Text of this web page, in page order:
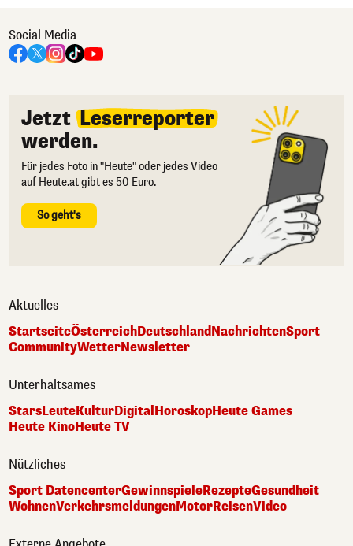
Social Media
Jetzt Leserreporter
werden.
Für jedes Foto in "Heute" oder jedes Video
auf Heute.at gibt es 50 Euro.
So geht's
Aktuelles
StartseiteÖsterreichDeutschlandNachrichtenSport
CommunityWetterNewsletter
Unterhaltsames
StarsLeuteKulturDigitalHoroskopHeute Games
Heute KinoHeute TV
Nützliches
Sport DatencenterGewinnspieleRezepteGesundheit
WohnenVerkehrsmeldungenMotorReisenVideo